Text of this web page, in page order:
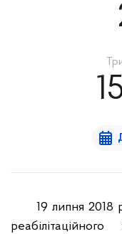
19 липня 2018